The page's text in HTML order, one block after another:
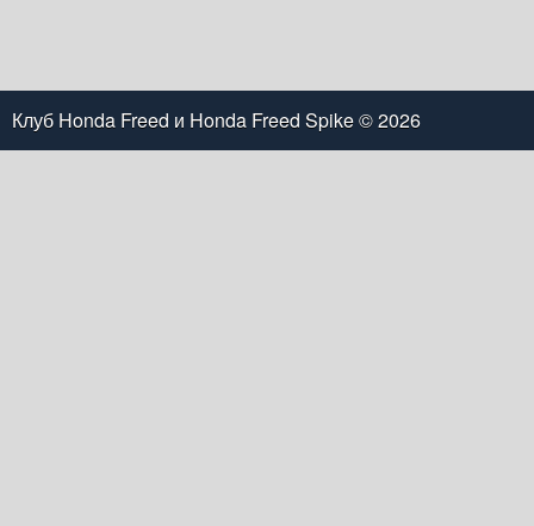
Клуб Honda Freed и Honda Freed Spike© 2026